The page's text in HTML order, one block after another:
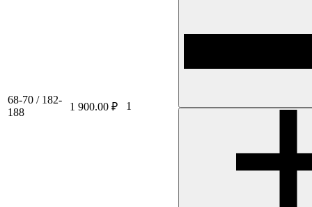
68-70 / 182-
188
1 900.00 ₽ 1